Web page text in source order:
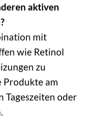
aktiven
mit
wie Retinol
zu
Produkte am
Tageszeiten oder